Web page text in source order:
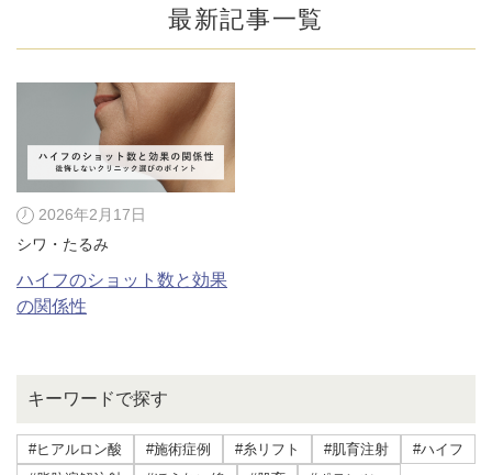
井畑 峰紀 医師 安形省吾 医師
キーワードで探す
#ヒアルロン酸 #施術症例 #糸リフト #肌育注射
#ハイフ
最新記事一覧
2026年2月17日
シワ・たるみ
ハイフのショット数と効果
の関係性